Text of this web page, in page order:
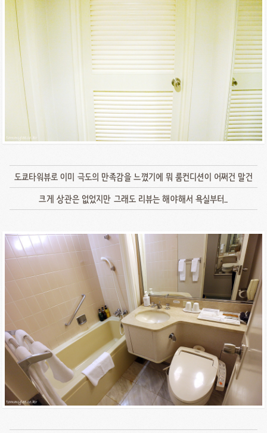
도쿄타워뷰로 이미 극도의 만족감을 느꼈기에 뭐 룸컨디션이 어쩌건 말건
크게 상관은 없었지만 그래도 리뷰는 해야해서 욕실부터..